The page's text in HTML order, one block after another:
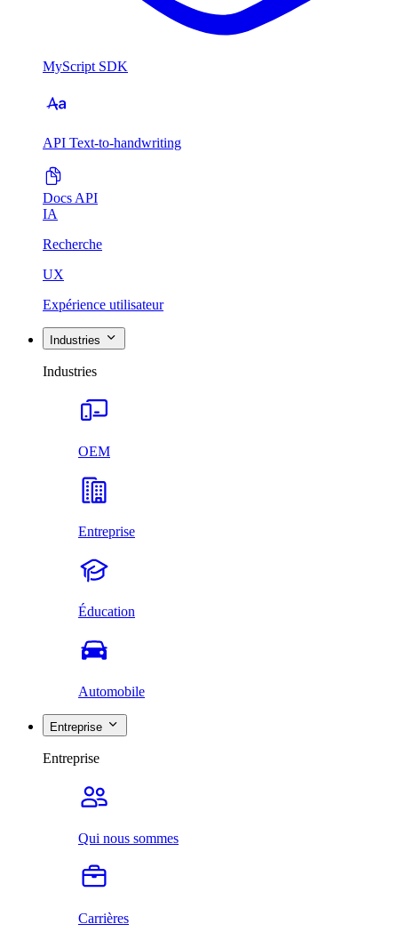
MyScript SDK
API Text-to-handwriting
Docs API
IA
Recherche
UX
Expérience utilisateur
Industries
Industries
OEM
Entreprise
Éducation
Automobile
Entreprise
Entreprise
Qui nous sommes
Carrières